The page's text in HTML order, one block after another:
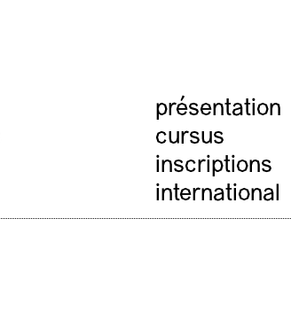
présentation
cursus
inscriptions
international